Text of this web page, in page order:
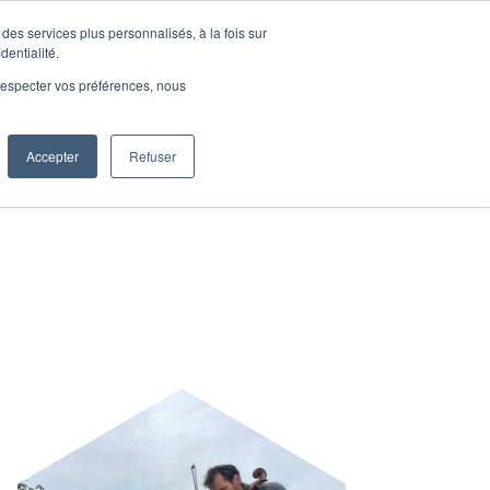
services plus personnalisés, à la fois sur
vos préférences, nous
Accepter Refuser
CONTACT